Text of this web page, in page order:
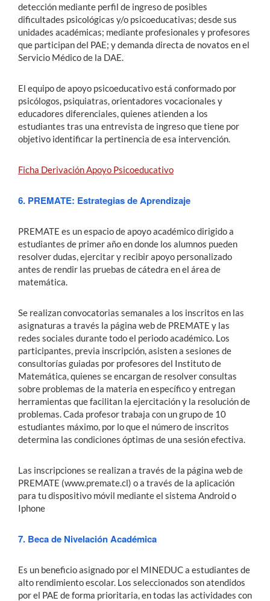
detección mediante perfil de ingreso de posibles
dificultades psicológicas y/o psicoeducativas; desde sus
unidades académicas; mediante profesionales y profesores
que participan del PAE; y demanda directa de novatos en el
Servicio Médico de la DAE.
El equipo de apoyo psicoeducativo está conformado por
psicólogos, psiquiatras, orientadores vocacionales y
educadores diferenciales, quienes atienden a los
estudiantes tras una entrevista de ingreso que tiene por
objetivo identificar la pertinencia de esa intervención.
Ficha Derivación Apoyo Psicoeducativo
6. PREMATE: Estrategias de Aprendizaje
PREMATE es un espacio de apoyo académico dirigido a
estudiantes de primer año en donde los alumnos pueden
resolver dudas, ejercitar y recibir apoyo personalizado
antes de rendir las pruebas de cátedra en el área de
matemática.
Se realizan convocatorias semanales a los inscritos en las
asignaturas a través la página web de PREMATE y las
redes sociales durante todo el periodo académico. Los
participantes, previa inscripción, asisten a sesiones de
consultorías guiadas por profesores del Instituto de
Matemática, quienes se encargan de resolver consultas
sobre problemas de la materia en específico y entregan
herramientas que facilitan la ejercitación y la resolución de
problemas. Cada profesor trabaja con un grupo de 10
estudiantes máximo, por lo que el número de inscritos
determina las condiciones óptimas de una sesión efectiva.
Las inscripciones se realizan a través de la página web de
PREMATE (www.premate.cl) o a través de la aplicación
para tu dispositivo móvil mediante el sistema Android o
Iphone
7. Beca de Nivelación Académica
Es un beneficio asignado por el MINEDUC a estudiantes de
alto rendimiento escolar. Los seleccionados son atendidos
por el PAE de forma prioritaria, en todas las actividades con